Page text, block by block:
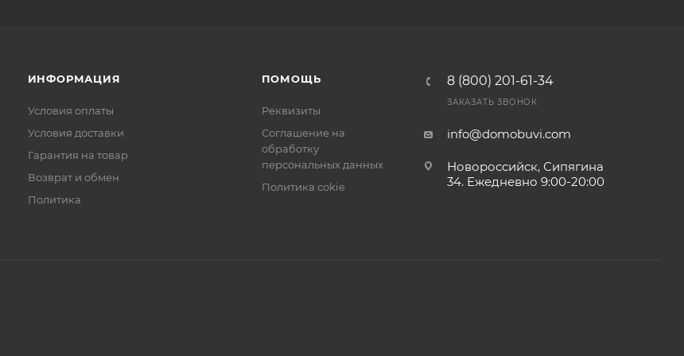
ИНФОРМАЦИЯ
Условия оплаты
Условия доставки
Гарантия на товар
Возврат и обмен
Политика
ПОМОЩЬ
Реквизиты
Соглашение на
обработку
персональных данных
Политика cokie
8 (800) 201-61-34
ЗАКАЗАТЬ ЗВОНОК
info@domobuvi.com
Новороссийск, Сипягина
34. Ежедневно 9:00-20:00